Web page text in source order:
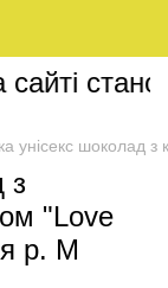
унісекс шоколад
з
"Love
р. M